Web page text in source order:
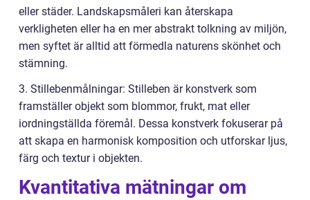
eller städer. Landskapsmåleri kan återskapa
verkligheten eller ha en mer abstrakt tolkning av miljön,
men syftet är alltid att förmedla naturens skönhet och
stämning.
3. Stillebenmålningar: Stilleben är konstverk som
framställer objekt som blommor, frukt, mat eller
iordningställda föremål. Dessa konstverk fokuserar på
att skapa en harmonisk komposition och utforskar ljus,
färg och textur i objekten.
Kvantitativa mätningar om